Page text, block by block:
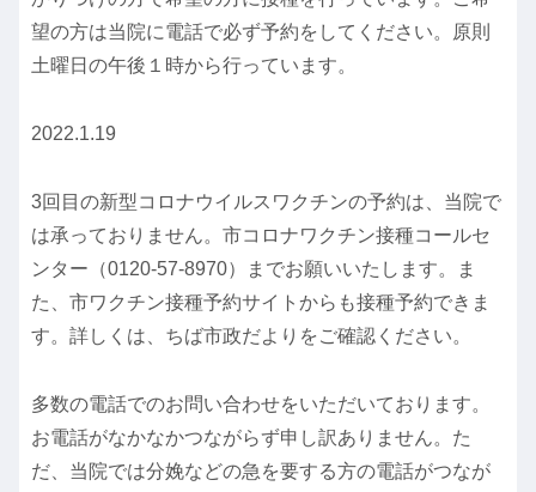
望の方は当院に電話で必ず予約をしてください。原則
土曜日の午後１時から行っています。
2022.1.19
3回目の新型コロナウイルスワクチンの予約は、当院で
は承っておりません。市コロナワクチン接種コールセ
ンター（0120-57-8970）までお願いいたします。ま
た、市ワクチン接種予約サイトからも接種予約できま
す。詳しくは、ちば市政だよりをご確認ください。
多数の電話でのお問い合わせをいただいております。
お電話がなかなかつながらず申し訳ありません。た
だ、当院では分娩などの急を要する方の電話がつなが